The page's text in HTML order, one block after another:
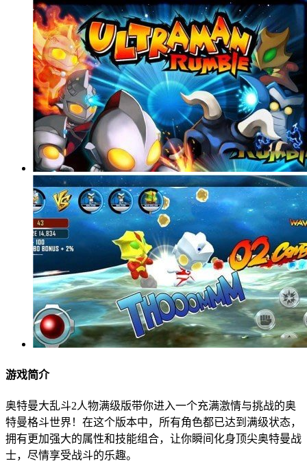
游戏简介
奥特曼大乱斗2人物满级版带你进入一个充满激情与挑战的奥
特曼格斗世界！在这个版本中，所有角色都已达到满级状态，
拥有更加强大的属性和技能组合，让你瞬间化身顶尖奥特曼战
士，尽情享受战斗的乐趣。